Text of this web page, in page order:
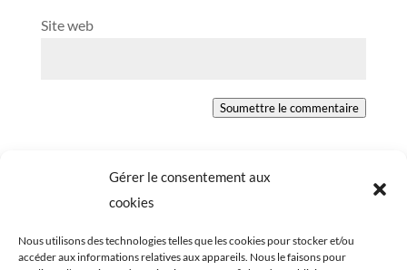
Gérer le consentement aux
cookies
Nous utilisons des technologies telles que les cookies pour stocker et/ou
accéder aux informations relatives aux appareils. Nous le faisons pour
Site web
Soumettre le commentaire